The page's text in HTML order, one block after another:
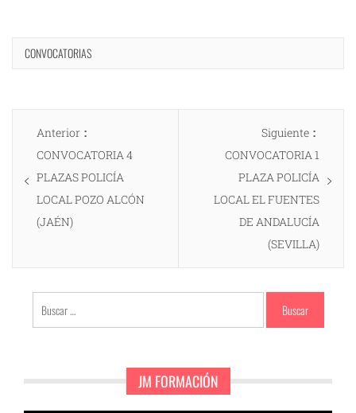
CONVOCATORIAS
Navegación
entradas
Anterior
anterior:
CONVOCATORIA 4
PLAZAS POLICÍA
LOCAL POZO ALCÓN
(JAÉN)
Siguiente
CONVOCATORIA 1
PLAZA POLICÍA
LOCAL EL FUENTES
DE ANDALUCÍA
(SEVILLA)
Buscar:
JM FORMACIÓN